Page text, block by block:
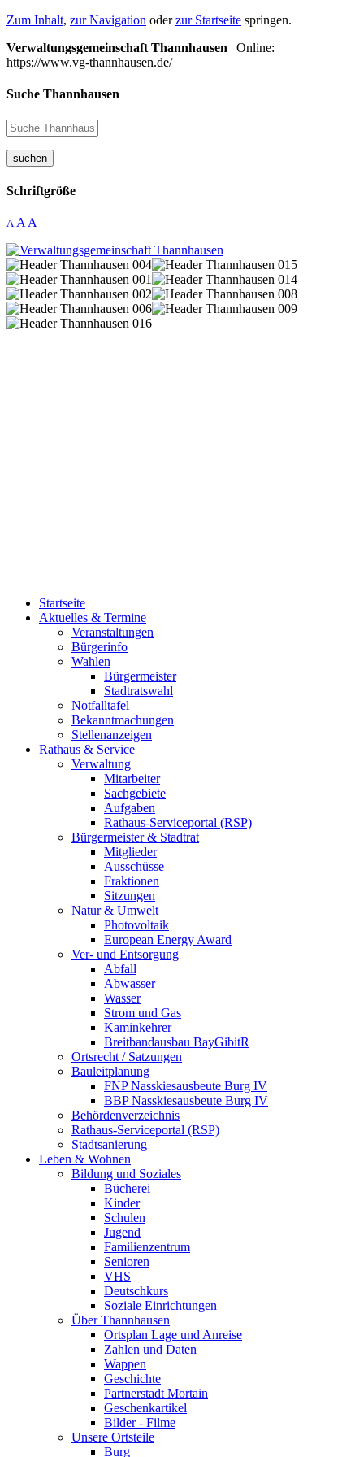
Zum Inhalt, zur Navigation oderzur Startseite springen.
Verwaltungsgemeinschaft Thannhausen | Online:
https://www.vg-thannhausen.de/
Suche Thannhausen
suchen
Schriftgröße
A A A
Startseite
Aktuelles & Termine
Veranstaltungen
Bürgerinfo
Wahlen
Bürgermeister
Stadtratswahl
Notfalltafel
Bekanntmachungen
Stellenanzeigen
Rathaus & Service
Verwaltung
Mitarbeiter
Sachgebiete
Aufgaben
Rathaus-Serviceportal (RSP)
Bürgermeister & Stadtrat
Mitglieder
Ausschüsse
Fraktionen
Sitzungen
Natur & Umwelt
Photovoltaik
European Energy Award
Ver- und Entsorgung
Abfall
Abwasser
Wasser
Strom und Gas
Kaminkehrer
Breitbandausbau BayGibitR
Ortsrecht / Satzungen
Bauleitplanung
FNP Nasskiesausbeute Burg IV
BBP Nasskiesausbeute Burg IV
Behördenverzeichnis
Rathaus-Serviceportal (RSP)
Stadtsanierung
Leben & Wohnen
Bildung und Soziales
Bücherei
Kinder
Schulen
Jugend
Familienzentrum
Senioren
VHS
Deutschkurs
Soziale Einrichtungen
Über Thannhausen
Ortsplan Lage und Anreise
Zahlen und Daten
Wappen
Geschichte
Partnerstadt Mortain
Geschenkartikel
Bilder - Filme
Unsere Ortsteile
Burg